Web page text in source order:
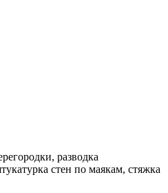
разводка
стен по маякам, стяжка